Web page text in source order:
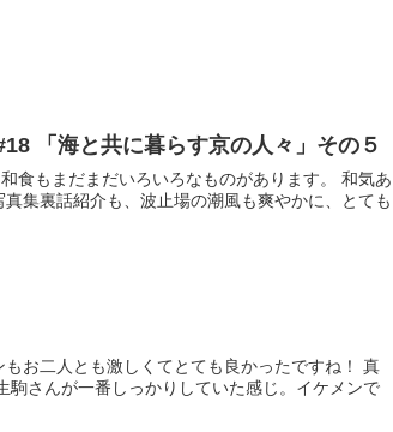
「海と共に暮らす京の人々」その５
食もまだまだいろいろなものがあります。 和気あ
集裏話紹介も、波止場の潮風も爽やかに、とても
お二人とも激しくてとても良かったですね！ 真
さんが一番しっかりしていた感じ。イケメンで